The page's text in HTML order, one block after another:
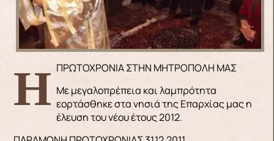
Η ΠΡΩΤΟΧΡΟΝΙΑ ΣΤΗΝ ΜΗΤΡΟΠΟΛΗ ΜΑΣ
Με μεγαλοπρέπεια και λαμπρότητα
εορτάσθηκε στα νησιά της Επαρχίας μας η
έλευση του νέου έτους 2012.